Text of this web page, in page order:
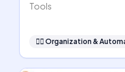
Tools
🧞‍♂️ Organization &